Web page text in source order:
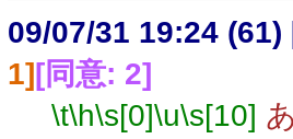
09/07/31 19:24 (61)
1] [同意: 2]
\t\h\s[0]\u\s[10]